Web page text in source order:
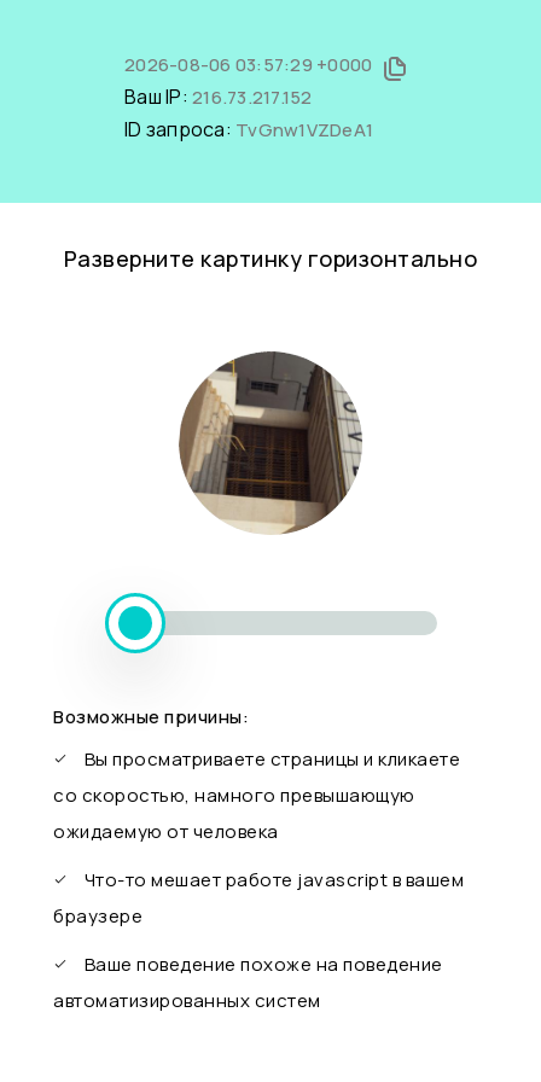
2026-08-06 03:57:29 +0000
Ваш IP: 216.73.217.152
ID запроса: TvGnw1VZDeA1
Разверните картинку горизонтально
Возможные причины:
Вы просматриваете страницы и кликаете
со скоростью, намного превышающую
ожидаемую от человека
Что-то мешает работе javascript в вашем
браузере
Ваше поведение похоже на поведение
автоматизированных систем